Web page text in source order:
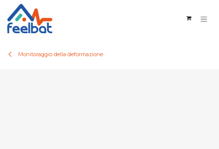
Passa al contenuto
Monitoraggio della deformazione